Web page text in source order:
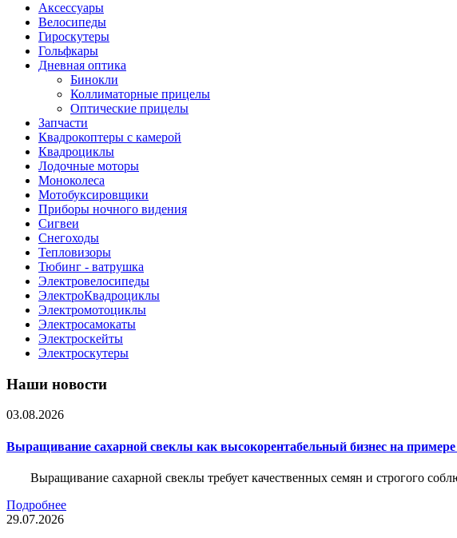
Аксессуары
Велосипеды
Гироскутеры
Гольфкары
Дневная оптика
Бинокли
Коллиматорные прицелы
Оптические прицелы
Запчасти
Квадрокоптеры с камерой
Квадроциклы
Лодочные моторы
Моноколеса
Мотобуксировщики
Приборы ночного видения
Сигвеи
Снегоходы
Тепловизоры
Тюбинг - ватрушка
Электровелосипеды
ЭлектроКвадроциклы
Электромотоциклы
Электросамокаты
Электроскейты
Электроскутеры
Наши новости
03.08.2026
Выращивание сахарной свеклы как высокорентабельный бизнес на
Выращивание сахарной свеклы требует качественных семян и строгого
Подробнее
29.07.2026